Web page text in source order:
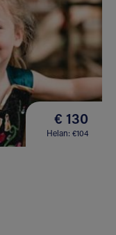
€ 130
Helan: €104